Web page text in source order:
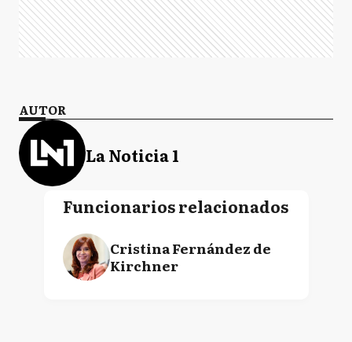
AUTOR
La Noticia 1
Funcionarios relacionados
Cristina Fernández de
Kirchner